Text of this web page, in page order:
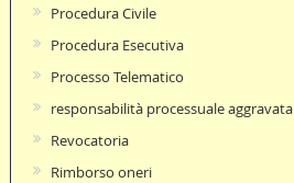
Procedura Civile
Procedura Esecutiva
Processo Telematico
responsabilità processuale aggravata
Revocatoria
Rimborso oneri